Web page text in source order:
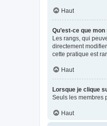
Haut
Qu’est-ce que
Les rangs, qui
directement
cette pratique est
Haut
Lorsque je clique
Seuls les membres
Haut